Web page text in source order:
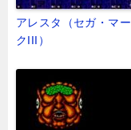
アレスタ（セガ・マー
クIII）